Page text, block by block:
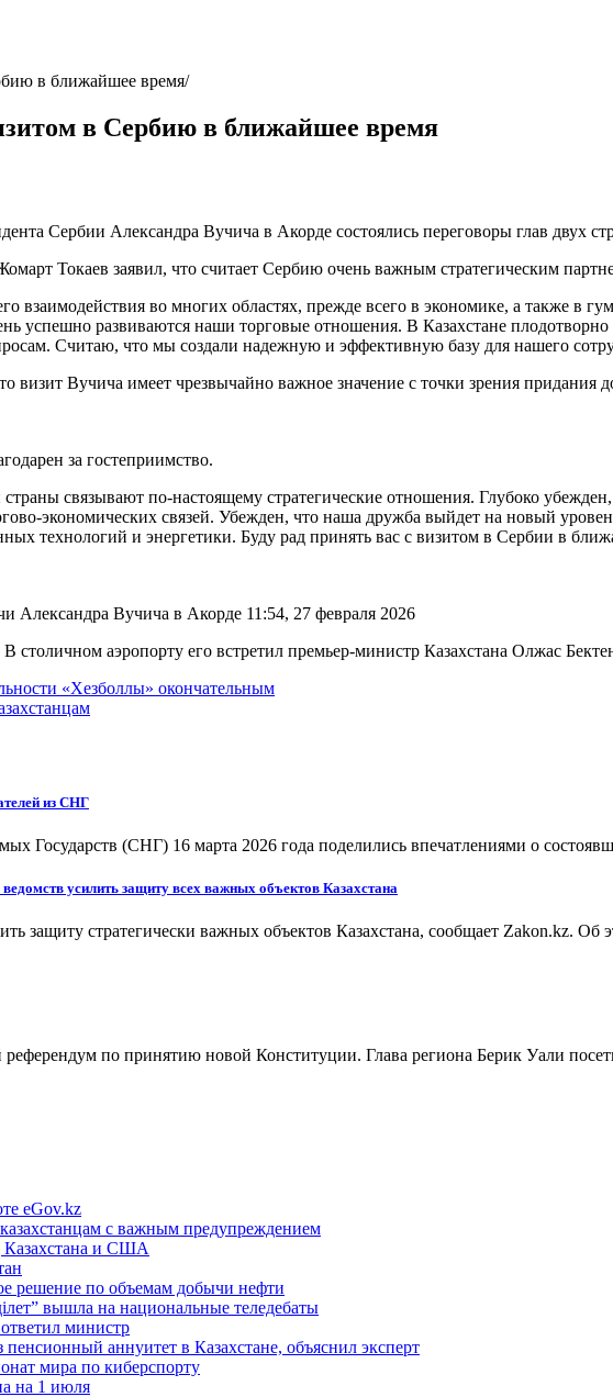
в ближайшее время
в Сербию в ближайшее время
Сербии Александра Вучича в Акорде состоялись переговоры глав двух
Токаев заявил, что считает Сербию очень важным стратегическим
взаимодействия во многих областях, прежде всего в экономике, а также в
успешно развиваются наши торговые отношения. В Казахстане
Считаю, что мы создали надежную и эффективную базу для нашего
визит Вучича имеет чрезвычайно важное значение с точки зрения
за гостеприимство.
связывают по-настоящему стратегические отношения. Глубоко
экономических связей. Убежден, что наша дружба выйдет на новый
технологий и энергетики. Буду рад принять вас с визитом в Сербии в
Александра Вучича в Акорде 11:54, 27 февраля 2026
столичном аэропорту его встретил премьер-министр Казахстана Олжас
«Хезболлы» окончательным
из СНГ
Государств (СНГ) 16 марта 2026 года поделились впечатлениями о
усилить защиту всех важных объектов Казахстана
защиту стратегически важных объектов Казахстана, сообщает Zakon.kz.
референдум по принятию новой Конституции. Глава региона Берик Уали
eGov.kz
с важным предупреждением
Казахстана и США
решение по объемам добычи нефти
вышла на национальные теледебаты
министр
аннуитет в Казахстане, объяснил эксперт
мира по киберспорту
на 1 июля